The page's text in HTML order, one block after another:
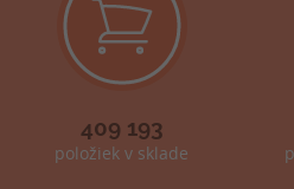
409 193
položiek v sklade